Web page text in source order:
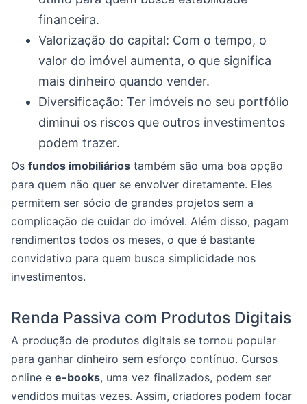
financeira.
Valorização do capital: Com o tempo, o
valor do imóvel aumenta, o que significa
mais dinheiro quando vender.
Diversificação: Ter imóveis no seu portfólio
diminui os riscos que outros investimentos
podem trazer.
Os fundos imobiliários também são uma boa opção
para quem não quer se envolver diretamente. Eles
permitem ser sócio de grandes projetos sem a
complicação de cuidar do imóvel. Além disso, pagam
rendimentos todos os meses, o que é bastante
convidativo para quem busca simplicidade nos
investimentos.
Renda Passiva com Produtos Digitais
A produção de produtos digitais se tornou popular
para ganhar dinheiro sem esforço contínuo. Cursos
online e e-books, uma vez finalizados, podem ser
vendidos muitas vezes. Assim, criadores podem focar